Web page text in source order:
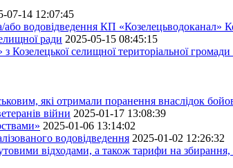
07-14 12:07:45
водовідведення КП «Козелецьводоканал»
ради 2025-05-15 08:45:15
Козелецької селищної територіальної
які отримали поранення внаслідок
війни 2025-01-17 13:08:39
2025-01-06 13:14:02
водовідведення 2025-01-02 12:26:32
відходами, а також тарифи на збирання,